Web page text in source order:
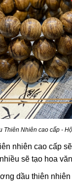
Thiên Nhiên cao cấp -
nhiên cao cấp
sẽ tạo hoa
dầu thiên